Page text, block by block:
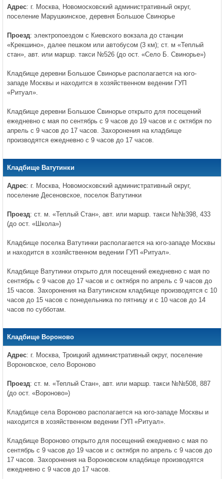
Адрес: г. Москва, Новомосковский административный округ,
поселение Марушкинское, деревня Большое Свинорье
Проезд: электропоездом с Киевского вокзала до станции
«Крекшино», далее пешком или автобусом (3 км); ст. м «Теплый
стан», авт. или маршр. такси №526 (до ост. «Село Б. Свинорье»)
Кладбище деревни Большое Свинорье располагается на юго-
западе Москвы и находится в хозяйственном ведении ГУП
«Ритуал».
Кладбище деревни Большое Свинорье открыто для посещений
ежедневно с мая по сентябрь с 9 часов до 19 часов и с октября по
апрель с 9 часов до 17 часов. Захоронения на кладбище
производятся ежедневно с 9 часов до 17 часов.
Кладбище Ватутинки
Адрес: г. Москва, Новомосковский административный округ,
поселение Десеновское, поселок Ватутинки
Проезд: ст. м. «Теплый Стан», авт. или маршр. такси №№398, 433
(до ост. «Школа»)
Кладбище поселка Ватутинки располагается на юго-западе Москвы
и находится в хозяйственном ведении ГУП «Ритуал».
Кладбище Ватутинки открыто для посещений ежедневно с мая по
сентябрь с 9 часов до 17 часов и с октября по апрель с 9 часов до
15 часов. Захоронения на Ватутинском кладбище производятся с 10
часов до 15 часов с понедельника по пятницу и с 10 часов до 14
часов по субботам.
Кладбище Вороново
Адрес: г. Москва, Троицкий административный округ, поселение
Вороновское, село Вороново
Проезд: ст. м. «Теплый Стан», авт. или маршр. такси №№508, 887
(до ост. «Вороново»)
Кладбище села Вороново располагается на юго-западе Москвы и
находится в хозяйственном ведении ГУП «Ритуал».
Кладбище Вороново открыто для посещений ежедневно с мая по
сентябрь с 9 часов до 19 часов и с октября по апрель с 9 часов до
17 часов. Захоронения на Вороновском кладбище производятся
ежедневно с 9 часов до 17 часов.